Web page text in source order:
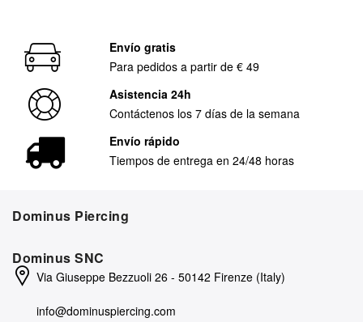
Envío gratis
Para pedidos a partir de € 49
Asistencia 24h
Contáctenos los 7 días de la semana
Envío rápido
Tiempos de entrega en 24/48 horas
Dominus Piercing
Dominus SNC
Via Giuseppe Bezzuoli 26 - 50142 Firenze (Italy)
info@dominuspiercing.com